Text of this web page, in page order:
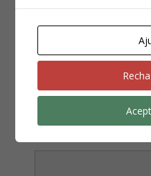
explotación. Primera
¿NECESITAS UN
Los campos marcados